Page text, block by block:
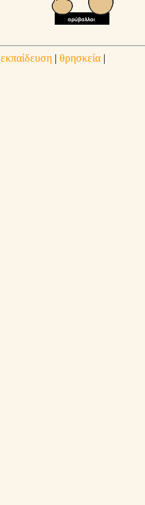
εκπαίδευση| θρησκεία|